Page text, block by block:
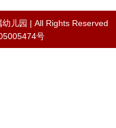
儿园 | All Rights Reserved
号